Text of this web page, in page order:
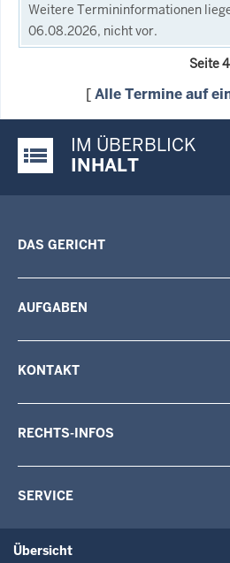
Weitere Termininformationen
06.08.2026, nicht vor.
Seite
[Alle Termine auf
Justiz-Portal im Überblick:
IM ÜBERBLICK
INHALT
DAS GERICHT
AUFGABEN
KONTAKT
RECHTS-INFOS
SERVICE
Übersicht